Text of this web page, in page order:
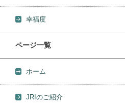
幸福度
ページ一覧
ホーム
JRIのご紹介